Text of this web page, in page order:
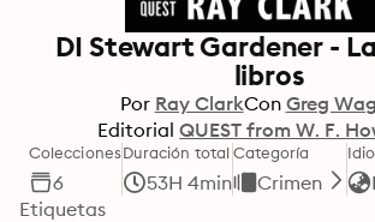
DI Stewart Gardener -
libros
Por Ray ClarkCon Greg
Editorial QUEST from W. F.
Colecciones
6
Duración total
53H 4min
Categoría
Crimen
Etiquetas